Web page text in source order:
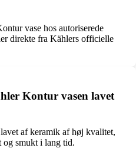
vase hos autoriserede
direkte fra Kählers officielle
Kontur vasen lavet
af keramik af høj kvalitet,
og smukt i lang tid.